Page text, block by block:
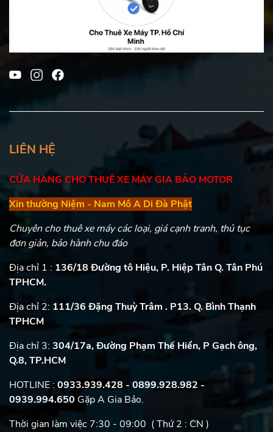
LIÊN HỆ
CỬA HÀNG CHO THUÊ XE MÁY GIA BẢO MOTOR
Xin thường Niệm - Nam Mô A Di Đà Phật
Chuyên cho thuê xe máy các loại, giá cạnh tranh, thủ tục
đơn giản, bảo hành chu đáo
Địa chỉ 1 : 136/18 Đường tô Hiệu, P. Hiệp Tân Q. Tân Phú
TPHCM.
Địa chỉ 2: 111/36 Đặng Thuỳ Trâm . P13. Q. Bình Thạnh
TPHCM
Địa chỉ 3: 304/17a, Đường Phạm Thế Hiển, P Gạch ông,
Q.8, TP.HCM
HOTLINE : 0933.939.428 - 0899.928.982 -
0939.994.650 Gặp A Gia Bảo.
Thời gian làm việc 7:30 - 09:00 ( Thứ 2 : CN )